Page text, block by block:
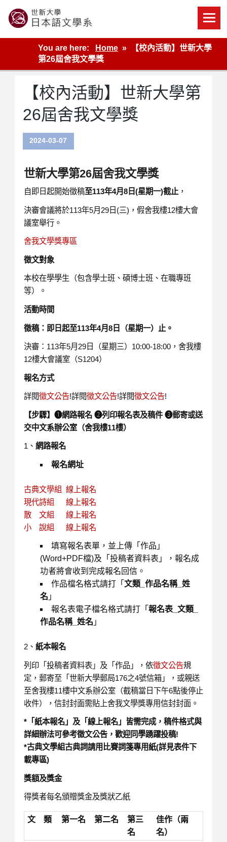
content
世新大學教學單位的網站
You are here:
Home
【校內活動】世新大學
第26屆舍我文學獎
【校內活動】世新大學第
26屆舍我文學獎
2024-03-07
世新大學第26屆舍我文學獎
自即日起開始徵稿至113年4月8日(星期一)截止，
決審會議將於113年5月29日(三)，假舍我樓12樓大會
議室舉行。
舍我文學獎專區
徵文對象
本校在學學生（包含學士班、碩博士班、在職專班
等）。
活動時間
徵稿：即日起至113年4月8日（星期一）止。
決審：113年5月29日（星期三）10:00-18:00，舍我樓
12樓大會議室（S1204）
報名方式
詳閱徵文公告!詳閱徵文公告!詳閱徵文公告!
【步驟】 ➊網路報名 ➋列印報名表及稿件➌郵寄或送
交中文系辦公室（舍我樓11樓）
1、 網路報名
報名網址
古典文學組 線上報名
現代詩組 線上報名
散 文組 線上報名
小 說組 線上報名
填寫報名表單，並上傳「作品」
(Word+PDF檔)及「投稿者資料表」，報名成
功者將會收到完成報名回信。
作品檔名格式請打「 文類_ 作品名稱_ 姓
名 」
報名表電子檔名格式請打「 報名表_ 文類_
作品名稱_ 姓名 」
2、 紙本報名
列印「投稿者資料表」及「作品」，依徵文公告規
定，郵寄至「世新大學郵局176之4號信箱」，或親送
至舍我樓11樓中文系辦公室（截稿當日下午6點後停止
收件），信封封面需貼上舍我文學獎專用信封封面。
*「紙本報名」及「線上報名」皆需完成，稿件格式與
詳細辦法可參考徵文公告，歡迎同學踴躍投稿!
*古典文學組古典詞請用比賽詞箋專用紙(詳見表件下
載專區)
獎額及獎金
得獎者每名頒贈獎金及獎狀乙紙
文 類 第一名 第二名
第三
名
佳作（兩
名）